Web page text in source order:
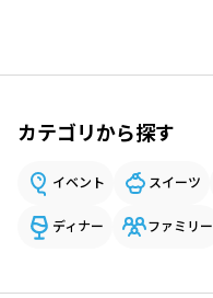
カテゴリから探す
イベント スイーツ
ディナー ファミリー